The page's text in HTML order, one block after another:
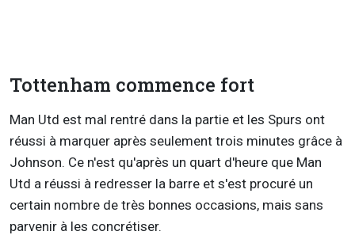
Tottenham commence fort
Man Utd est mal rentré dans la partie et les Spurs ont
réussi à marquer après seulement trois minutes grâce à
Johnson. Ce n'est qu'après un quart d'heure que Man
Utd a réussi à redresser la barre et s'est procuré un
certain nombre de très bonnes occasions, mais sans
parvenir à les concrétiser.